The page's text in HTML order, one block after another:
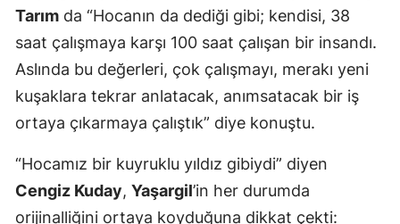
Tarım da “Hocanın da dediği gibi; kendisi, 38
saat çalışmaya karşı 100 saat çalışan bir insandı.
Aslında bu değerleri, çok çalışmayı, merakı yeni
kuşaklara tekrar anlatacak, anımsatacak bir iş
ortaya çıkarmaya çalıştık” diye konuştu.
“Hocamız bir kuyruklu yıldız gibiydi” diyen
Cengiz Kuday, Yaşargil’in her durumda
orijinalliğini ortaya koyduğuna dikkat çekti: